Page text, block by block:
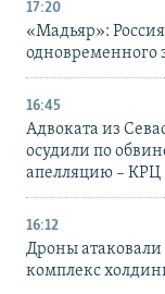
17:20
«Мадьяр»:
одновременного
16:45
Адвоката из
осудили по
апелляцию – КРЦ
16:12
Дроны
комплекс